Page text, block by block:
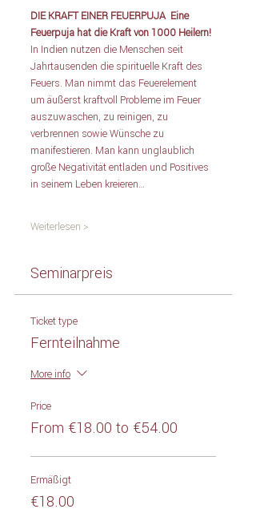
DIE KRAFT EINER FEUERPUJA Eine
Feuerpuja hat die Kraft von 1000 Heilern!
In Indien nutzen die Menschen seit
Jahrtausenden die spirituelle Kraft des
Feuers. Man nimmt das Feuerelement
um äußerst kraftvoll Probleme im Feuer
auszuwaschen, zu reinigen, zu
verbrennen sowie Wünsche zu
manifestieren. Man kann unglaublich
große Negativität entladen und Positives
in seinem Leben kreieren…
Weiterlesen >
Seminarpreis
Ticket type
Fernteilnahme
More info
Price
From €18.00 to €54.00
Ermäßigt
€18.00